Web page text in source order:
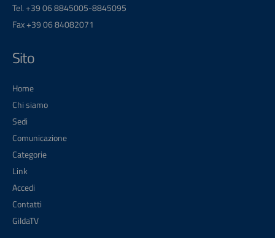
Tel. +39 06 8845005-8845095
Fax +39 06 84082071
Sito
Home
Chi siamo
Sedi
Comunicazione
Categorie
Link
Accedi
Contatti
GildaTV